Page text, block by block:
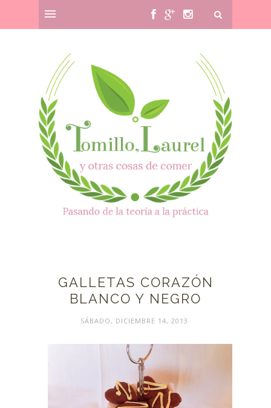
GALLETAS CORAZÓN
BLANCO Y NEGRO
SÁBADO, DICIEMBRE 14, 2013